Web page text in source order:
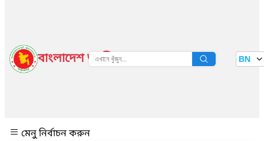
বাংলাদেশ জাতীয় তথ্য বাতায়ন BN
মেনু নির্বাচন করুন